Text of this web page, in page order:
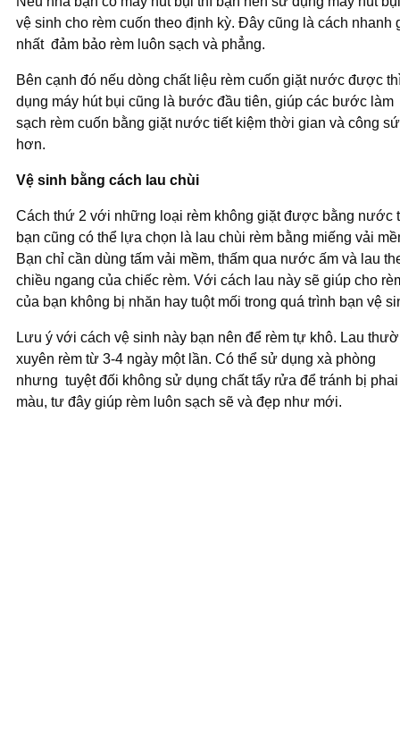
vệ sinh cho rèm cuốn theo định kỳ. Đây cũng là cách nhanh
nhất đảm bảo rèm luôn sạch và phẳng.
Bên cạnh đó nếu dòng chất liệu rèm cuốn giặt nước được
dụng máy hút bụi cũng là bước đầu tiên, giúp các bước làm
sạch rèm cuốn bằng giặt nước tiết kiệm thời gian và công
hơn.
Vệ sinh bằng cách lau chùi
Cách thứ 2 với những loại rèm không giặt được bằng nước
bạn cũng có thể lựa chọn là lau chùi rèm bằng miếng vải
Bạn chỉ cần dùng tấm vải mềm, thấm qua nước ấm và lau
chiều ngang của chiếc rèm. Với cách lau này sẽ giúp cho
của bạn không bị nhăn hay tuột mối trong quá trình bạn vệ
Lưu ý với cách vệ sinh này bạn nên để rèm tự khô. Lau
xuyên rèm từ 3-4 ngày một lần. Có thể sử dụng xà phòng
nhưng tuyệt đối không sử dụng chất tẩy rửa để tránh bị phai
màu, tư đây giúp rèm luôn sạch sẽ và đẹp như mới.